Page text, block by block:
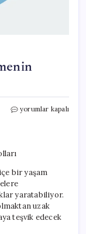
Çocukları
yorumlar kapalı
bir yaşam
yaratabiliyor.
uzak
teşvik edecek